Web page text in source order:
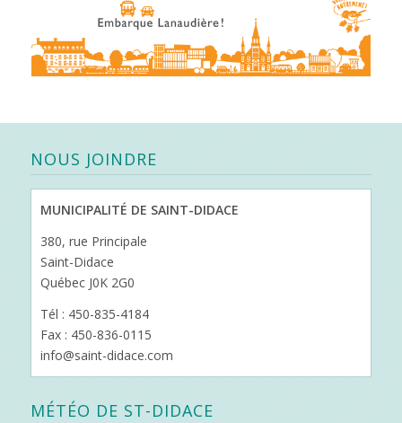
NOUS JOINDRE
MUNICIPALITÉ DE SAINT-DIDACE
380, rue Principale
Saint-Didace
Québec J0K 2G0
Tél : 450-835-4184
Fax : 450-836-0115
info@saint-didace.com
MÉTÉO DE ST-DIDACE